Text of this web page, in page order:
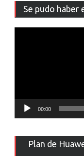
Se pudo haber
00:00
Plan de